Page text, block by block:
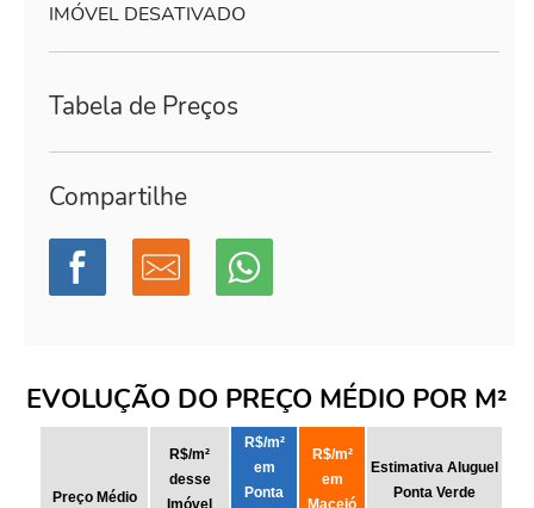
IMÓVEL DESATIVADO
Tabela de Preços
Compartilhe
EVOLUÇÃO DO PREÇO MÉDIO POR M²